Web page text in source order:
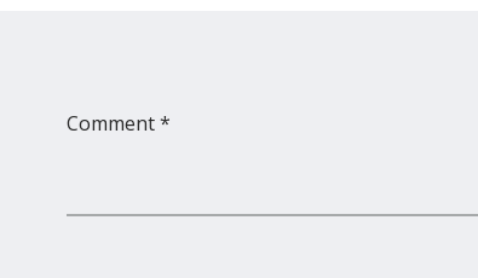
Comment *